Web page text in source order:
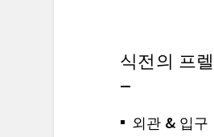
식전의 프
외관 & 입구